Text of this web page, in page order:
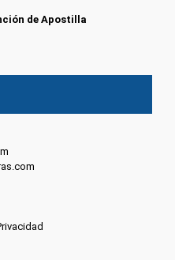
de Apostilla